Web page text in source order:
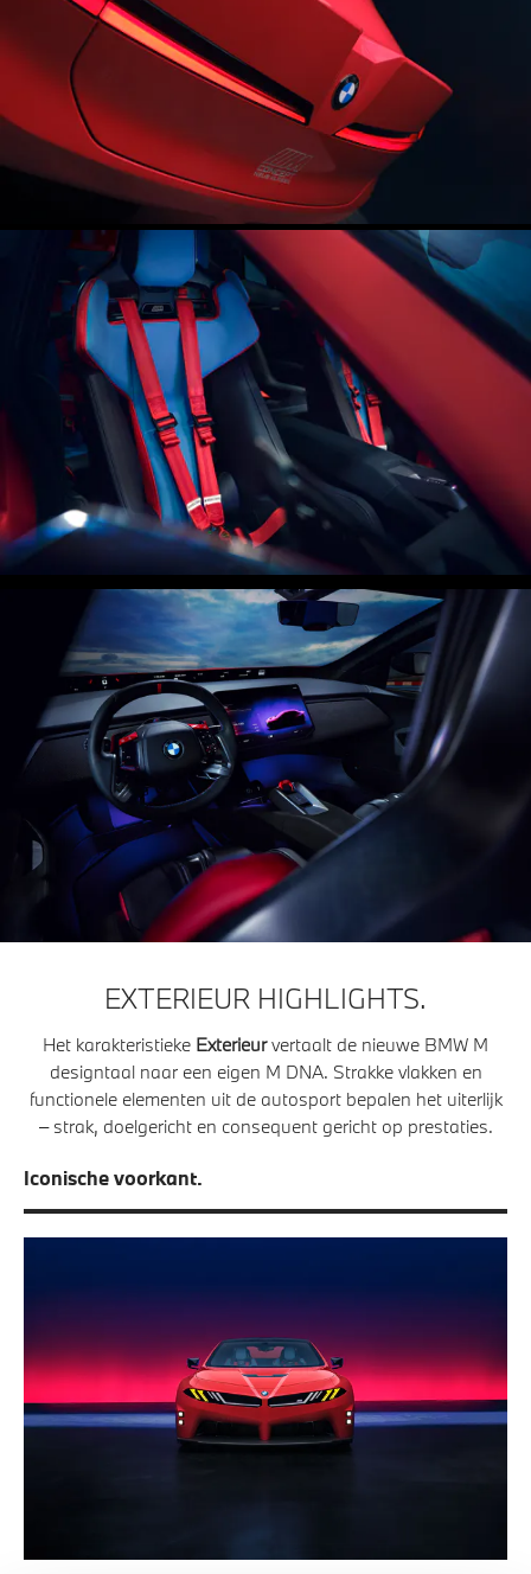
EXTERIEUR HIGHLIGHTS.
Het karakteristieke Exterieurvertaalt de nieuwe BMW M
designtaal naar een eigen M DNA. Strakke vlakken en
functionele elementen uit de autosport bepalen het uiterlijk
– strak, doelgericht en consequent gericht op prestaties.
Iconische voorkant.